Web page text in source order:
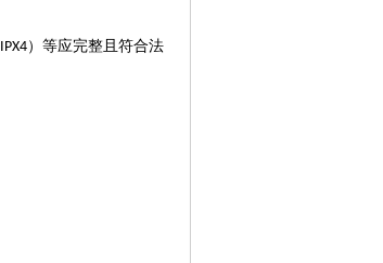
IPX4）等应完整且符合法